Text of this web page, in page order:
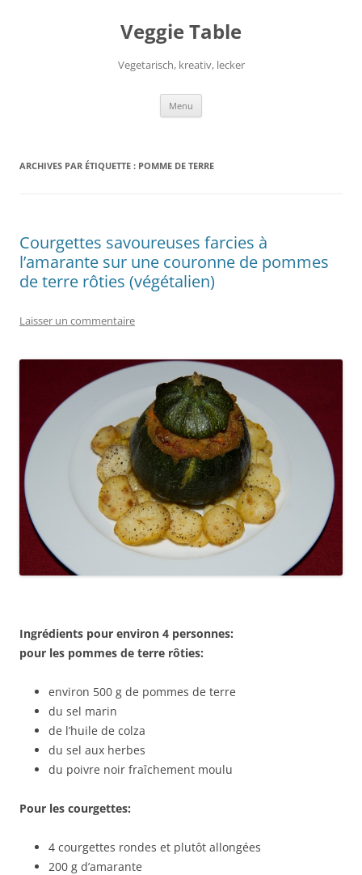
Veggie Table
Vegetarisch, kreativ, lecker
Menu
ARCHIVES PAR ÉTIQUETTE : POMME DE TERRE
Courgettes savoureuses farcies à
l’amarante sur une couronne de pommes
de terre rôties (végétalien)
Laisser un commentaire
Ingrédients pour environ 4 personnes:
pour les pommes de terre rôties:
environ 500 g de pommes de terre
du sel marin
de l’huile de colza
du sel aux herbes
du poivre noir fraîchement moulu
Pour les courgettes:
4 courgettes rondes et plutôt allongées
200 g d’amarante